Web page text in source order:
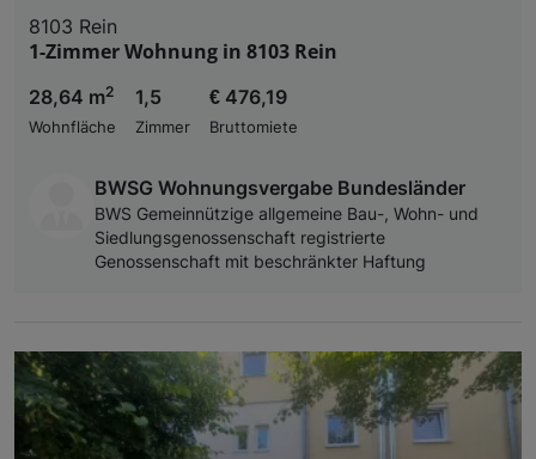
8103 Rein
1-Zimmer Wohnung in 8103 Rein
28,64 m2
Wohnfläche
1,5
Zimmer
€ 476,19
Bruttomiete
BWSG Wohnungsvergabe Bundesländer
BWS Gemeinnützige allgemeine Bau-, Wohn- und
Siedlungsgenossenschaft registrierte
Genossenschaft mit beschränkter Haftung